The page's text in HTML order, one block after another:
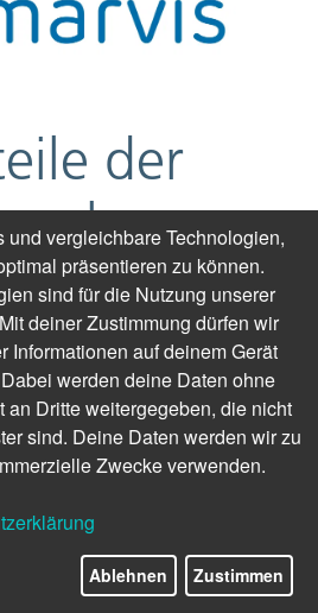
der
für die
in Norddeutschland
finanzielle Belastung, dazu
und geringe
ist ein nicht
Posten für die
aus dem Weg zu
Leistung in die eigene Hand zu
vergleichbare Technologien,
präsentieren zu können.
sind für die Nutzung unserer
deiner Zustimmung dürfen wir
Informationen auf deinem Gerät
werden deine Daten ohne
Dritte weitergegeben, die nicht
sind. Deine Daten werden wir zu
Zwecke verwenden.
Ablehnen Zustimmen